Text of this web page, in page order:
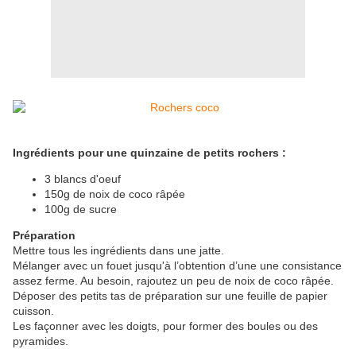
Ingrédients pour une quinzaine de petits rochers :
3 blancs d'oeuf
150g de noix de coco râpée
100g de sucre
Préparation
Mettre tous les ingrédients dans une jatte.
Mélanger avec un fouet jusqu'à l’obtention d’une une consistance
assez ferme. Au besoin, rajoutez un peu de noix de coco râpée.
Déposer des petits tas de préparation sur une feuille de papier
cuisson.
Les façonner avec les doigts, pour former des boules ou des
pyramides.